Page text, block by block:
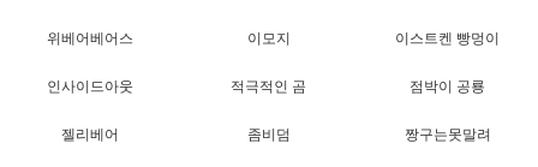
위베어베어스 이모지 이스트켄 빵멍이
인사이드아웃 적극적인 곰 점박이 공룡
젤리베어 좀비덤 짱구는못말려